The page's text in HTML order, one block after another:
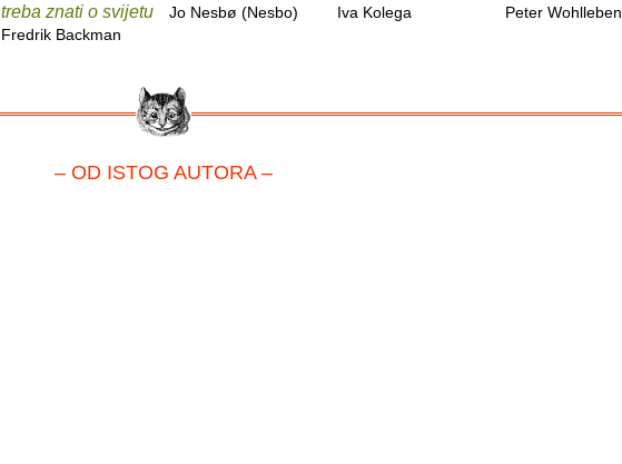
treba znati o svijetu
Fredrik Backman
Jo Nesbø (Nesbo) Iva Kolega Peter Wohlleben
– OD ISTOG AUTORA –